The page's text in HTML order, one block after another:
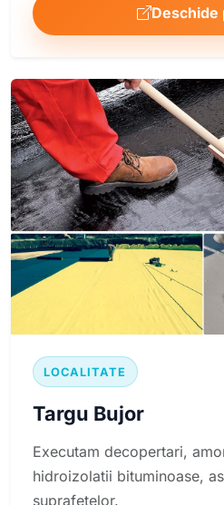
Deschide
LOCALITATE
Targu Bujor
Executam decopertari,
hidroizolatii bituminoase,
suprafetelor.